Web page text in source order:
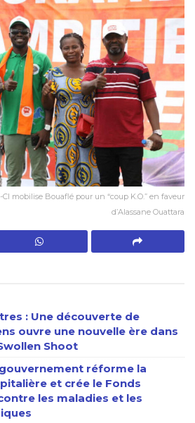
mobilise Bouaflé pour un “coup K.O.” en faveur
d’Alassane Ouattara
: Une découverte de
ouvre une nouvelle ère dans
Shoot
gouvernement réforme la
et crée le Fonds
les maladies et les